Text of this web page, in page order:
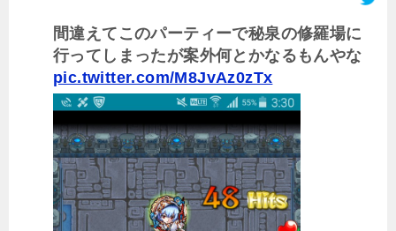
間違えてこのパーティーで秘泉の修羅場に
行ってしまったが案外何とかなるもんやな
pic.twitter.com/M8JvAz0zTx